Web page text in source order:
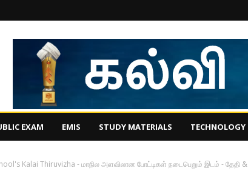
EXAM EMIS STUDY MATERIALS TECHNOLOGY
Kalai Thiruvizha - மாநில அளவிலான போட்டிகள் நடைபெறும் இடம் - தேதி &